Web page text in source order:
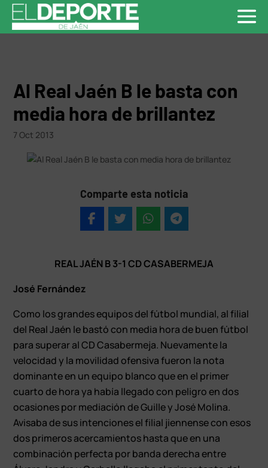
Al Real Jaén B le basta con
media hora de brillantez
7 Oct 2013
Comparte esta noticia
REAL JAÉN B 3-1 CD CASABERMEJA
José Fernández
Como los grandes equipos del fútbol mundial, al filial
del Real Jaén le bastó con media hora de buen fútbol
para superar al CD Casabermeja. Nuevamente la
velocidad y la movilidad ofensiva fueron la nota
dominante en un equipo blanco que en el primer
cuarto de hora ya había llegado con peligro en dos
ocasiones por mediación de Guille y José Molina.
Avisaba de sus intenciones el filial jiennense con esos
dos primeros acercamientos hasta que en una
combinación perfecta por banda derecha entre